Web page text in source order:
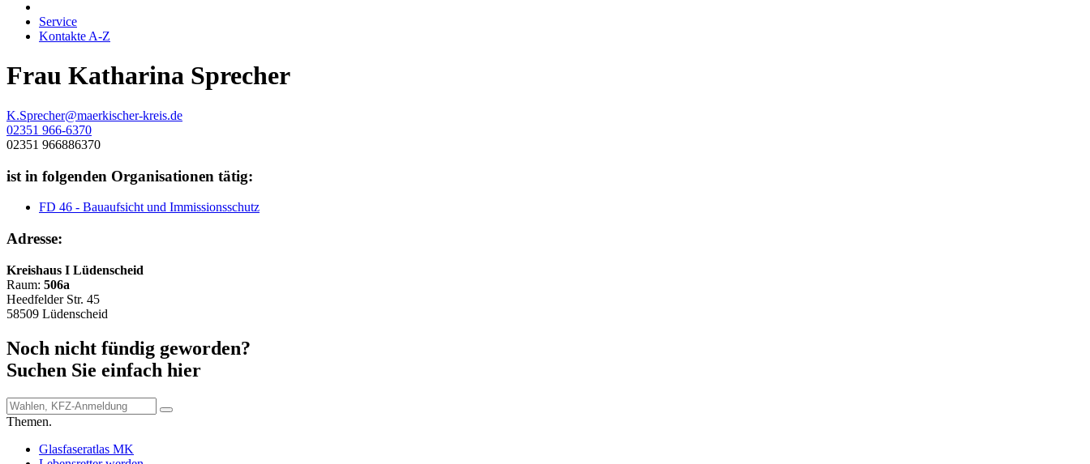
Service
Kontakte A-Z
Frau Katharina Sprecher
K.Sprecher@maerkischer-kreis.de
02351 966-6370
02351 966886370
ist in folgenden Organisationen tätig:
FD 46 - Bauaufsicht und Immissionsschutz
Adresse:
Kreishaus I Lüdenscheid
Raum: 506a
Heedfelder Str. 45
58509 Lüdenscheid
Noch nicht fündig geworden?
Suchen Sie einfach hier
Themen.
Glasfaseratlas MK